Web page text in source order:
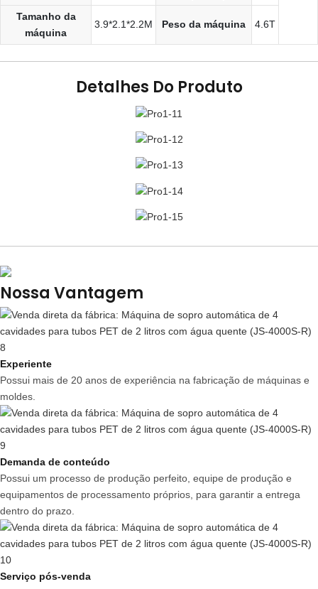
Tamanho da
máquina
3.9*2.1*2.2M Peso da máquina 4.6T
Detalhes Do Produto
Nossa Vantagem
Experiente
Possui mais de 20 anos de experiência na fabricação de máquinas e
moldes.
Demanda de conteúdo
Possui um processo de produção perfeito, equipe de produção e
equipamentos de processamento próprios, para garantir a entrega
dentro do prazo.
Serviço pós-venda